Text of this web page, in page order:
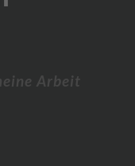
Arbeit